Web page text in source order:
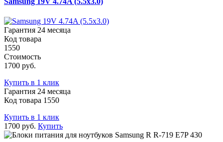
Гарантия 24 месяца
Код товара
1550
Стоимость
1700 руб.
Купить в 1 клик
Гарантия 24 месяца
Код товара 1550
Купить в 1 клик
1700 руб. Купить